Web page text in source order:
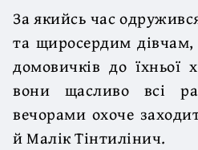
За якийсь час
та щиросердим
домовичків до їхньої
вони щасливо всі
вечорами охоче
й Малік Тінтилінич.